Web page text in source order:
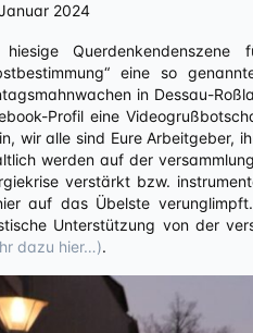
2024
eine so
in Dessau-
Profil eine
wir alle sind Eure Arbeitgeber,
werden auf der
verstärkt bzw.
auf das Übelste
Unterstützung von der
dazu hier…).